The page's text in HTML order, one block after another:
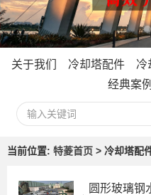
关于我们 冷却塔配件 冷
经典案例
当前位置: 特菱首页 > 冷却塔配
圆形玻璃钢